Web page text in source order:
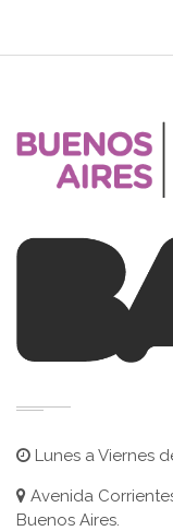
Lunes a Viernes
Avenida
Buenos Aires.